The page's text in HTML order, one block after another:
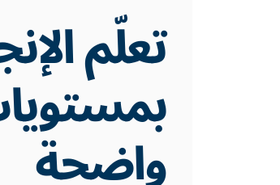
تعلّم
واضحة